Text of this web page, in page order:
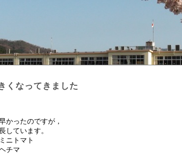
くなってきました
かったのですが，
しています。
トマト
チマ